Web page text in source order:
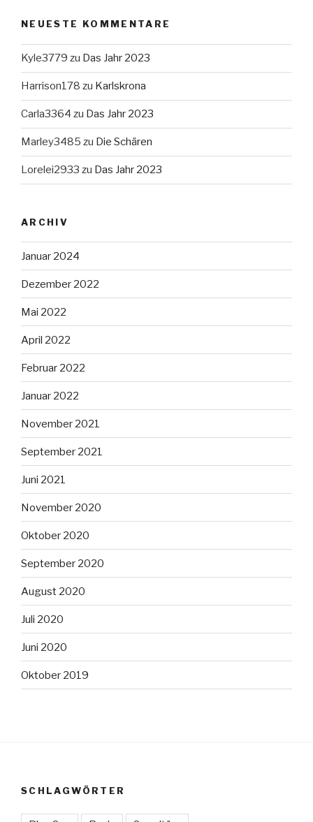
NEUESTE KOMMENTARE
Kyle3779 zu Das Jahr 2023
Harrison178 zu Karlskrona
Carla3364 zu Das Jahr 2023
Marley3485 zu Die Schären
Lorelei2933 zu Das Jahr 2023
ARCHIV
Januar 2024
Dezember 2022
Mai 2022
April 2022
Februar 2022
Januar 2022
November 2021
September 2021
Juni 2021
November 2020
Oktober 2020
September 2020
August 2020
Juli 2020
Juni 2020
Oktober 2019
SCHLAGWÖRTER